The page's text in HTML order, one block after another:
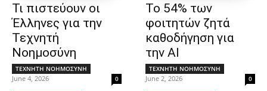
Τι πιστεύουν οι
Έλληνες για την
Τεχνητή
Νοημοσύνη
ΤΕΧΝΗΤΗ ΝΟΗΜΟΣΥΝΗ
June 4, 2026 0
Το 54% των
φοιτητών ζητά
καθοδήγηση για
την ΑΙ
ΤΕΧΝΗΤΗ ΝΟΗΜΟΣΥΝΗ
June 2, 2026 0